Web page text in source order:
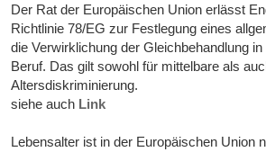
Der Rat der Europäischen Union erlässt
Richtlinie 78/EG zur Festlegung eines
die Verwirklichung der Gleichbehandlung
Beruf. Das gilt sowohl für mittelbare als
Altersdiskriminierung.
siehe auch Link
Lebensalter ist in der Europäischen Union